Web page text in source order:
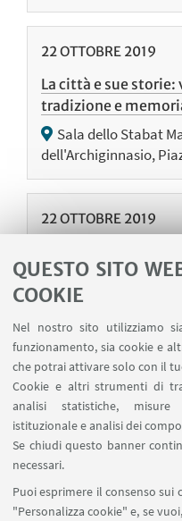
QUESTO SITO
COOKIE
Nel nostro sito utilizziamo
funzionamento, sia cookie e
che potrai attivare solo con il
Cookie e altri strumenti di
analisi statistiche, misure
istituzionale e analisi dei
Se chiudi questo banner
necessari.
Puoi esprimere il consenso
"Personalizza cookie" e, se
22OTTOBRE 2019
La città e sue
tradizione e
Sala dello Stabat
dell'Archiginnasio,
22OTTOBRE 2019
1964. Conferenza di
Coordinano Stefano
Sala dello Stabat
dell'Archiginnasio,
21 OTTOBRE 2019
Conferimento del
Jacques Le Goff” a
Sala dello Stabat